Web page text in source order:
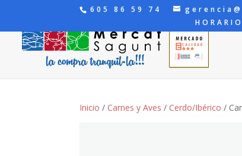
605 86 59 74
Inicio / Carnes y Aves / Cerdo/Ibérico /